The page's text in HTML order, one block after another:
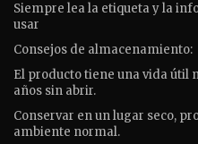
Siempre lea la etiqueta y la
usar
Consejos de almacenamiento:
El producto tiene una vida
años sin abrir.
Conservar en un lugar seco,
ambiente normal.